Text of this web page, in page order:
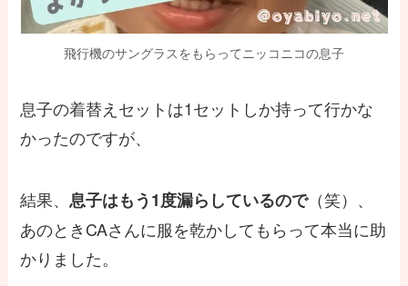
飛行機のサングラスをもらってニッコニコの息子
息子の着替えセットは1セットしか持って行かな
かったのですが、
結果、 息子はもう1度漏らしているので（笑）、
あのときCAさんに服を乾かしてもらって本当に助
かりました。